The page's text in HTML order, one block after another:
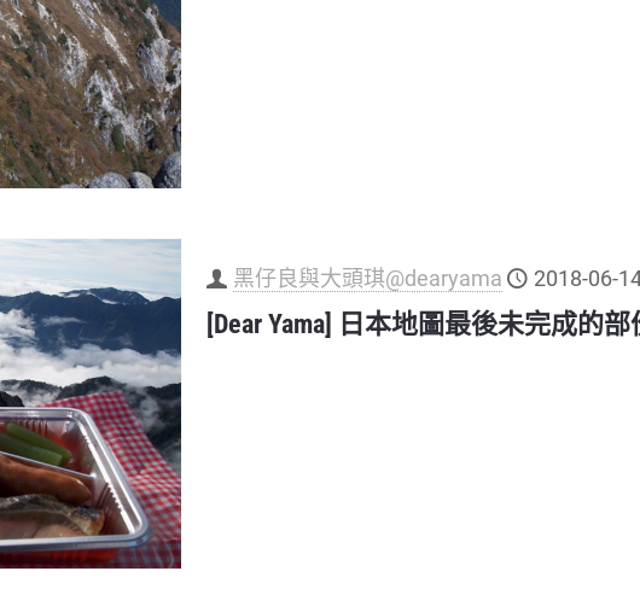
黑仔良與大頭琪@dearyama 2018-06-
[Dear Yama] 日本地圖最後未完成的